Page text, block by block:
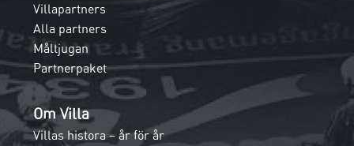
Villapartners
Alla partners
Måltjugan
Partnerpaket
Om Villa
Villas histora – år för år